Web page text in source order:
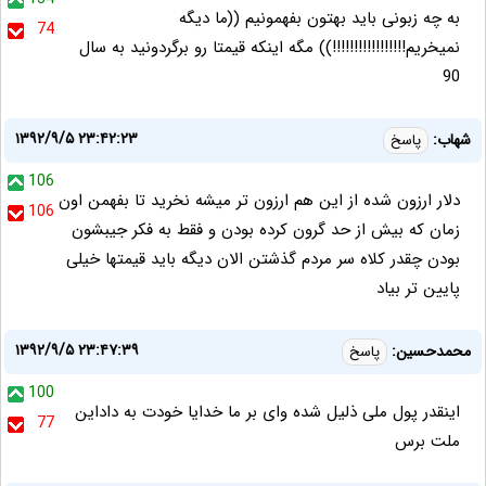
74
به چه زبونی باید بهتون بفهمونیم ((ما دیگه
نمیخریم!!!!!!!!!!!!!!!!!)) مگه اینکه قیمتا رو برگردونید به سال
90
شهاب: پاسخ
۱۳۹۲/۹/۵ ۲۳:۴۲:۲۳
106
106 دلار ارزون شده از این هم ارزون تر میشه نخرید تا بفهمن اون
زمان که بیش از حد گرون کرده بودن و فقط به فکر جیبشون
بودن چقدر کلاه سر مردم گذشتن الان دیگه باید قیمتها خیلی
پایین تر بیاد
محمدحسین: پاسخ
۱۳۹۲/۹/۵ ۲۳:۴۷:۳۹
100
77
اینقدر پول ملی ذلیل شده وای بر ما خدایا خودت به داداین
ملت برس